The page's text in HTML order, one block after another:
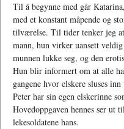
Til å begynne med går
med et konstant måpende og
tilværelse. Til tider tenker jeg
mann, hun virker uansett
munnen lukke seg, og den
Hun blir informert om at alle
gangene hvor elskere sluses
Peter har sin egen elskerinne
Hovedoppgaven hennes ser ut
lekesoldatene hans.